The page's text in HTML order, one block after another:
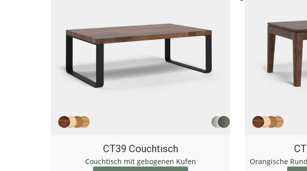
CT39 Couchtisch
Couchtisch mit gebogenen Kufen
Orangische